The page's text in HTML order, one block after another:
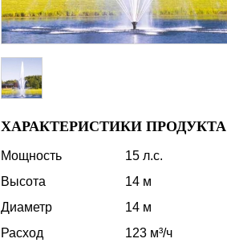
ХАРАКТЕРИСТИКИ ПРОДУКТА
Мощность
15 л.с.
Высота
14 м
Диаметр
14 м
Расход
123 м³/ч